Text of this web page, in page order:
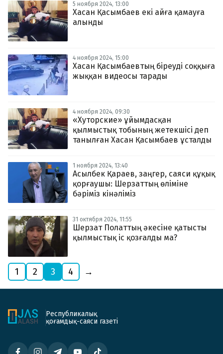
5 ноября 2024, 13:00
Хасан Қасымбаев екі айға қамауға
алынды
4 ноября 2024, 15:00
Хасан Қасымбаевтың біреуді соққыға
жыққан видеосы тарады
4 ноября 2024, 09:30
«Хуторские» ұйымдасқан
қылмыстық тобының жетекшісі деп
танылған Хасан Қасымбаев ұсталды
1 ноября 2024, 13:40
Асылбек Қараев, заңгер, саяси құқық
қорғаушы: Шерзаттың өліміне
бәріміз кінәліміз
31 октября 2024, 11:55
Шерзат Полаттың әкесіне қатысты
қылмыстық іс қозғалды ма?
1 2 3 4 →
Республикалық
қоғамдық-саяси газеті